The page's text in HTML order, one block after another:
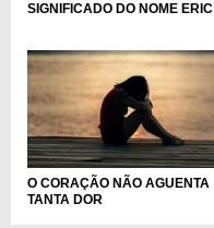
SIGNIFICADO DO NOME ERIC
O CORAÇÃO NÃO AGUENTA
TANTA DOR